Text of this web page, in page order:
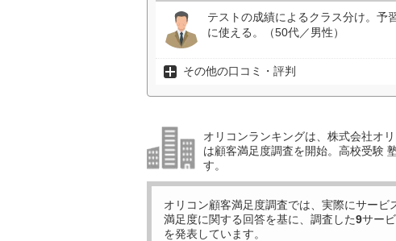
テストの成績によるクラス分け。予
に使える。（50代／男性）
その他の口コミ・評判
オリコンランキングは、株式会社オ
は顧客満足度調査を開始。高校受験
す。
オリコン顧客満足度調査では、実際にサービ
満足度に関する回答を基に、調査した9サー
を発表しています。